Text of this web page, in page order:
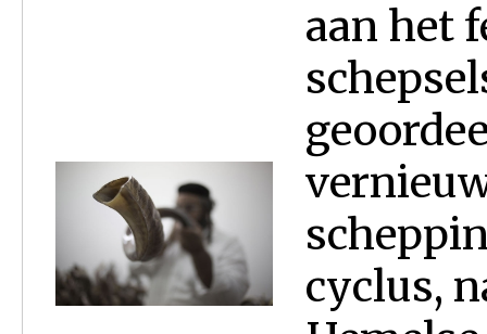
aan het
cyclus,